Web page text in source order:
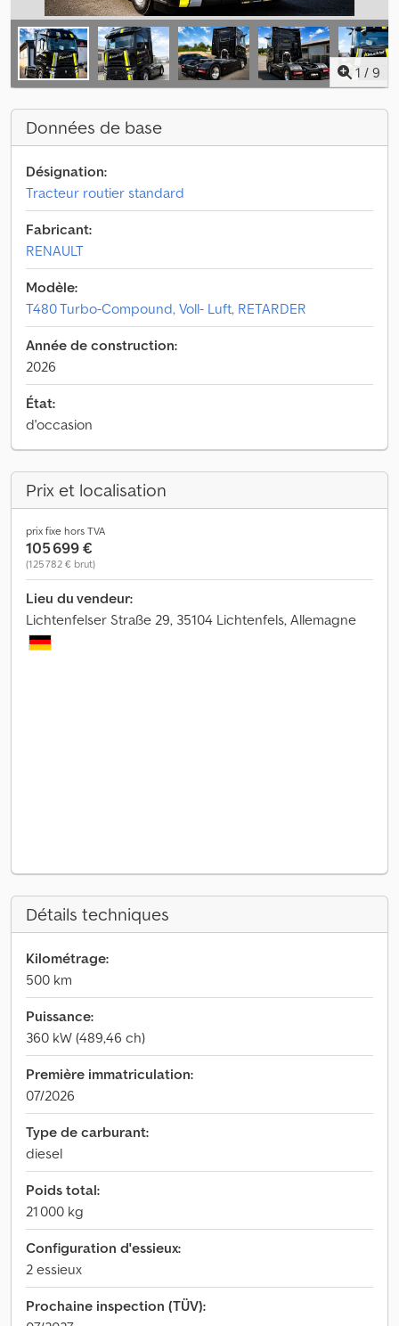
1 / 9
Données de base
Désignation:
Tracteur routier standard
Fabricant:
RENAULT
Modèle:
T480 Turbo-Compound, Voll- Luft, RETARDER
Année de construction:
2026
État:
d'occasion
Prix et localisation
prix fixe hors TVA
105 699 €
(125 782 € brut)
Lieu du vendeur:
Lichtenfelser Straße 29, 35104 Lichtenfels, Allemagne
Détails techniques
Kilométrage:
500 km
Puissance:
360 kW (489,46 ch)
Première immatriculation:
07/2026
Type de carburant:
diesel
Poids total:
21 000 kg
Configuration d'essieux:
2 essieux
Prochaine inspection (TÜV):